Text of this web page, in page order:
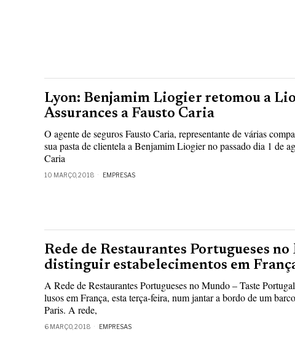
Lyon: Benjamim Liogier retomou a
Assurances a Fausto Caria
O agente de seguros Fausto Caria, representante de várias
sua pasta de clientela a Benjamim Liogier no passado dia 1 de
Caria
10 MARÇO, 2018 EMPRESAS
Rede de Restaurantes Portugueses
distinguir estabelecimentos em
A Rede de Restaurantes Portugueses no Mundo – Taste
lusos em França, esta terça-feira, num jantar a bordo de um
Paris. A rede,
6 MARÇO, 2018 EMPRESAS